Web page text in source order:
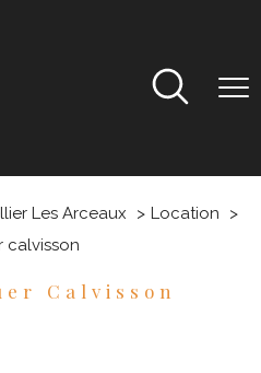
Les Arceaux
Location
calvisson
Calvisson